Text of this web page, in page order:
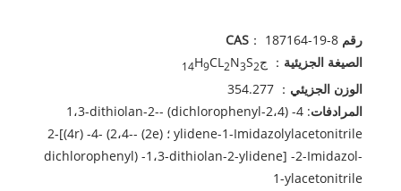
رقم CAS ： 187164-19-8
الصيغة الجزيئية ： ج 14H9CL2N3S2
الوزن الجزيئي ： 354.277
المرادفات
: 4- (2،4-dichlorophenyl) -1،3-dithiolan-2-
ylidene-1-Imidazolylacetonitrile ؛ (2e) -2-[(4r) -4- (2،4-
dichlorophenyl) -1،3-dithiolan-2-ylidene] -2-Imidazol-
1-ylacetonitrile